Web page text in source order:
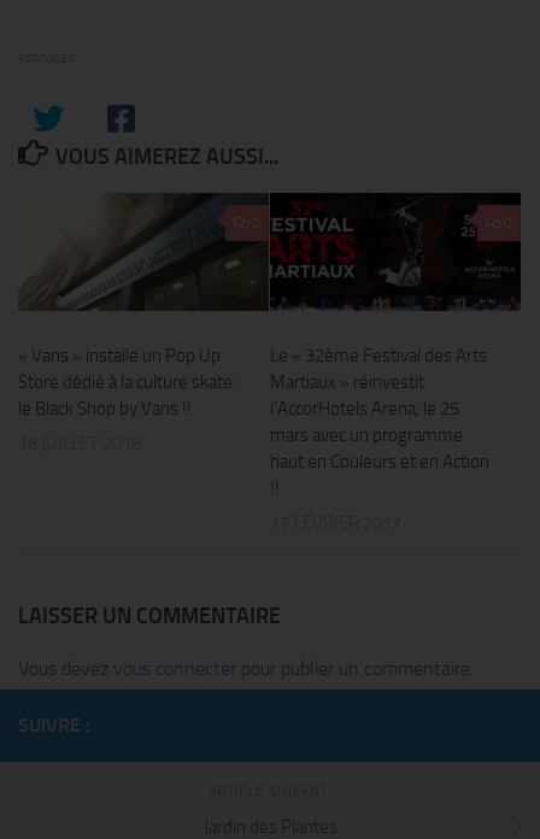
VOUS AIMEREZ AUSSI...
« Vans » installe un Pop Up
Store dédié à la culture skate :
le Black Shop by Vans !!
Le « 32ème Festival des Arts
Martiaux » réinvestit
l’AccorHotels Arena, le 25
mars avec un programme
haut en Couleurs et en Action
!!
LAISSER UN COMMENTAIRE
Vous devez vous connecter pour publier un commentaire.
SUIVRE :
Jardin des Plantes